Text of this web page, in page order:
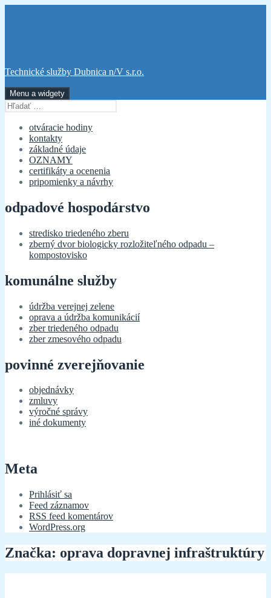
Technické služby Dubnica n/V s.r.o.
Menu a widgety
Hľadať:
otváracie hodiny
kontakty
základné údaje
OZNAMY
certifikáty a ocenenia
pripomienky a návrhy
odpadové hospodárstvo
stredisko triedeného zberu
zberný dvor biologicky rozložiteľného odpadu –
kompostovisko
komunálne služby
údržba verejnej zelene
oprava a údržba komunikácií
zber triedeného odpadu
zber zmesového odpadu
povinné zverejňovanie
objednávky
zmluvy
výročné správy
iné dokumenty
Meta
Prihlásiť sa
Feed záznamov
RSS feed komentárov
WordPress.org
Značka: oprava dopravnej infraštruktúry